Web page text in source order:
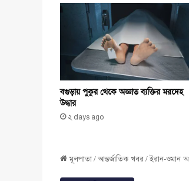
বগুড়ায় পুকুর থেকে অজ্ঞাত ব্যক্তির মরদেহ
উদ্ধার
২ days ago